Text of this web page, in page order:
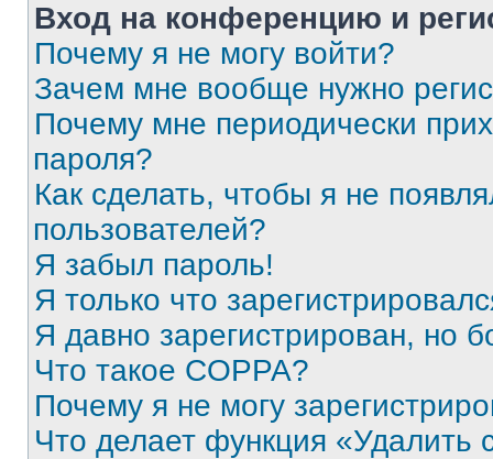
Вход на конференцию и
Почему я не могу войти?
Зачем мне вообще нужно
Почему мне периодически
пароля?
Как сделать, чтобы я не
пользователей?
Я забыл пароль!
Я только что
Я давно зарегистрирован, но
Что такое COPPA?
Почему я не могу
Что делает функция «Удалить